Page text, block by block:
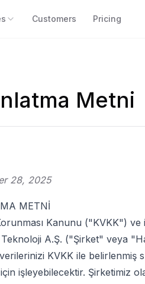
Customers Pricing
Metni
28, 2025
METNİ
Kanunu ("KVKK")
A.Ş. ("Şirket" veya
KVKK ile belirlenmiş
işleyebilecektir. Şirketimiz